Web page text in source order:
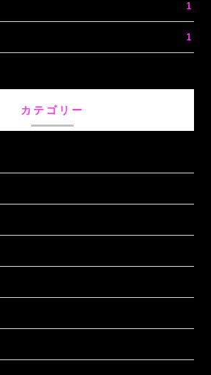
1
1
カテゴリー